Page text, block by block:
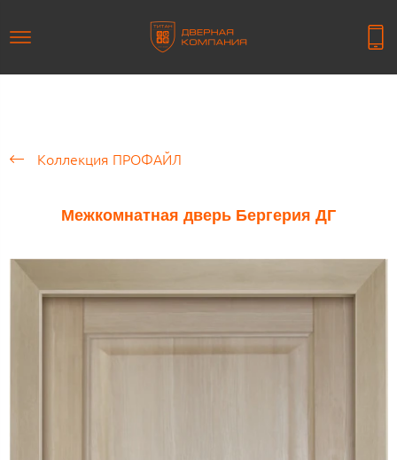
Коллекция ПРОФАЙЛ
Межкомнатная дверь Бергерия ДГ